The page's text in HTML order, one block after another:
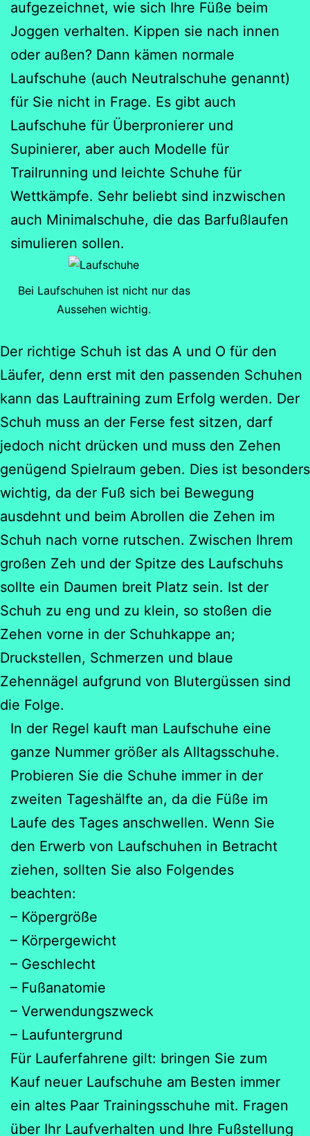
aufgezeichnet, wie sich Ihre Füße beim
Joggen verhalten. Kippen sie nach innen
oder außen? Dann kämen normale
Laufschuhe (auch Neutralschuhe genannt)
für Sie nicht in Frage. Es gibt auch
Laufschuhe für Überpronierer und
Supinierer, aber auch Modelle für
Trailrunning und leichte Schuhe für
Wettkämpfe. Sehr beliebt sind inzwischen
auch Minimalschuhe, die das Barfußlaufen
simulieren sollen.
Bei Laufschuhen ist nicht nur das
Aussehen wichtig.
Der richtige Schuh ist das A und O für den
Läufer, denn erst mit den passenden Schuhen
kann das Lauftraining zum Erfolg werden. Der
Schuh muss an der Ferse fest sitzen, darf
jedoch nicht drücken und muss den Zehen
genügend Spielraum geben. Dies ist besonders
wichtig, da der Fuß sich bei Bewegung
ausdehnt und beim Abrollen die Zehen im
Schuh nach vorne rutschen. Zwischen Ihrem
großen Zeh und der Spitze des Laufschuhs
sollte ein Daumen breit Platz sein. Ist der
Schuh zu eng und zu klein, so stoßen die
Zehen vorne in der Schuhkappe an;
Druckstellen, Schmerzen und blaue
Zehennägel aufgrund von Blutergüssen sind
die Folge.
In der Regel kauft man Laufschuhe eine
ganze Nummer größer als Alltagsschuhe.
Probieren Sie die Schuhe immer in der
zweiten Tageshälfte an, da die Füße im
Laufe des Tages anschwellen. Wenn Sie
den Erwerb von Laufschuhen in Betracht
ziehen, sollten Sie also Folgendes
beachten:
– Köpergröße
– Körpergewicht
– Geschlecht
– Fußanatomie
– Verwendungszweck
– Laufuntergrund
Für Lauferfahrene gilt: bringen Sie zum
Kauf neuer Laufschuhe am Besten immer
ein altes Paar Trainingsschuhe mit. Fragen
über Ihr Laufverhalten und Ihre Fußstellung